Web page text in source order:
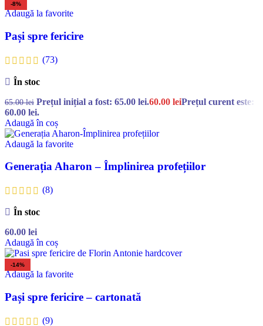
-8%
Adaugă la favorite
Pași spre fericire
(73)
În stoc
65.00lei Prețul inițial a fost: 65.00 lei.60.00 leiPrețul curent este:
60.00 lei.
Adaugă în coș
Adaugă la favorite
Generația Aharon – Împlinirea profețiilor
(8)
În stoc
60.00 lei
Adaugă în coș
-14%
Adaugă la favorite
Pași spre fericire – cartonată
(9)